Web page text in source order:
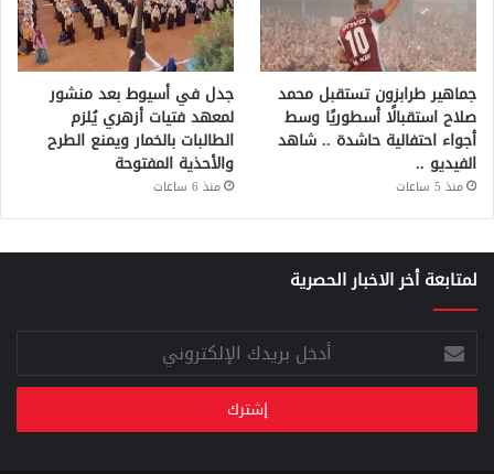
جماهير طرابزون تستقبل محمد
صلاح استقبالًا أسطوريًا وسط
أجواء احتفالية حاشدة .. شاهد
الفيديو ..
منذ 5 ساعات
جدل في أسيوط بعد منشور
لمعهد فتيات أزهري يُلزم
الطالبات بالخمار ويمنع الطرح
والأحذية المفتوحة
منذ 6 ساعات
لمتابعة أخر الاخبار الحصرية
أدخل
بريدك
الإلكتروني